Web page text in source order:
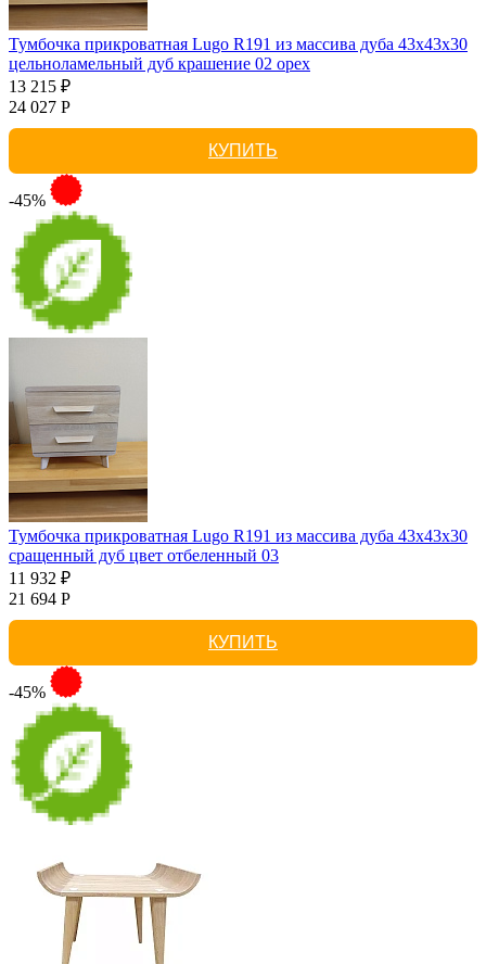
Тумбочка прикроватная Lugo R191 из массива дуба 43х43х30
цельноламельный дуб крашение 02 орех
13 215 ₽
24 027 Р
КУПИТЬ
-45%
Тумбочка прикроватная Lugo R191 из массива дуба 43х43х30
сращенный дуб цвет отбеленный 03
11 932 ₽
21 694 Р
КУПИТЬ
-45%